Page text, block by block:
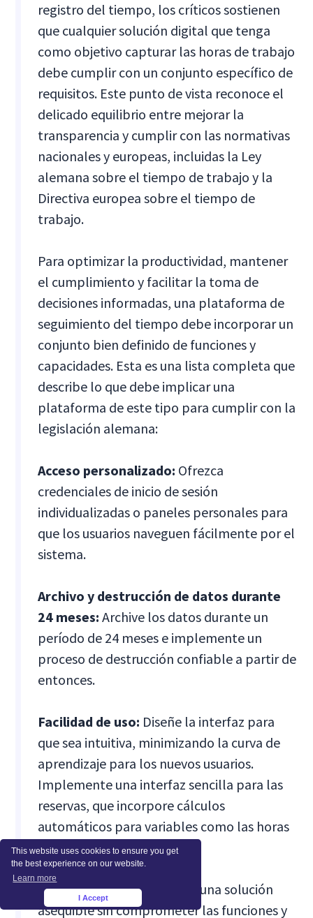
This website uses cookies to ensure you get
the best experience on our website.
Learn more
I Accept
registro del tiempo, los críticos sostienen
que cualquier solución digital que tenga
como objetivo capturar las horas de trabajo
debe cumplir con un conjunto específico de
requisitos. Este punto de vista reconoce el
delicado equilibrio entre mejorar la
transparencia y cumplir con las normativas
nacionales y europeas, incluidas la Ley
alemana sobre el tiempo de trabajo y la
Directiva europea sobre el tiempo de
trabajo.
Para optimizar la productividad, mantener
el cumplimiento y facilitar la toma de
decisiones informadas, una plataforma de
seguimiento del tiempo debe incorporar un
conjunto bien definido de funciones y
capacidades. Esta es una lista completa que
describe lo que debe implicar una
plataforma de este tipo para cumplir con la
legislación alemana:
Acceso personalizado: Ofrezca
credenciales de inicio de sesión
individualizadas o paneles personales para
que los usuarios naveguen fácilmente por el
sistema.
Archivo y destrucción de datos durante
24 meses: Archive los datos durante un
período de 24 meses e implemente un
proceso de destrucción confiable a partir de
entonces.
Facilidad de uso: Diseñe la interfaz para
que sea intuitiva, minimizando la curva de
aprendizaje para los nuevos usuarios.
Implemente una interfaz sencilla para las
reservas, que incorpore cálculos
automáticos para variables como las horas
extras.
Rentabilidad:Proporcione una solución
asequible sin comprometer las funciones y